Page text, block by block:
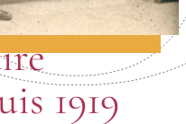
1919